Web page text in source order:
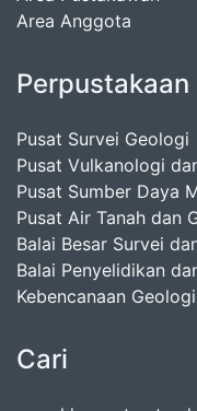
Area Anggota
Perpustakaan
Pusat Survei Geologi
Pusat Vulkanologi
Pusat Sumber Daya
Pusat Air Tanah dan
Balai Besar Survei
Balai Penyelidikan
Kebencanaan Geologi
Cari